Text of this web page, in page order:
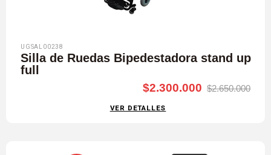
UGSAL00238
Silla de Ruedas Bipedestadora stand up
full
$2.300.000 $2.650.000
VER DETALLES